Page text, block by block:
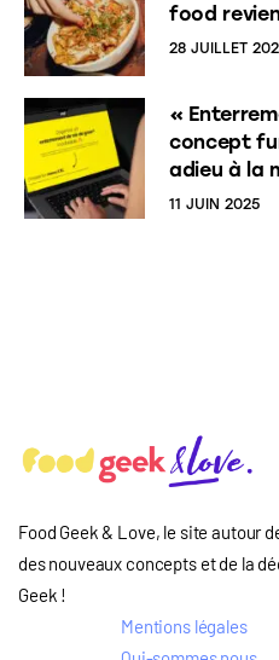
food
28 JUILLET
«
concept
adieu à la
11 JUIN 2025
Food Geek & Love, le site autour
des nouveaux concepts et de la
Geek !
Mentions légales